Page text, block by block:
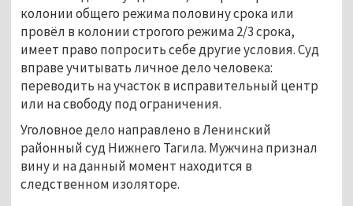
колонии общего режима половину срока или
провёл в колонии строгого режима 2/3 срока,
имеет право попросить себе другие условия. Суд
вправе учитывать личное дело человека:
переводить на участок в исправительный центр
или на свободу под ограничения.
Уголовное дело направлено в Ленинский
районный суд Нижнего Тагила. Мужчина признал
вину и на данный момент находится в
следственном изоляторе.